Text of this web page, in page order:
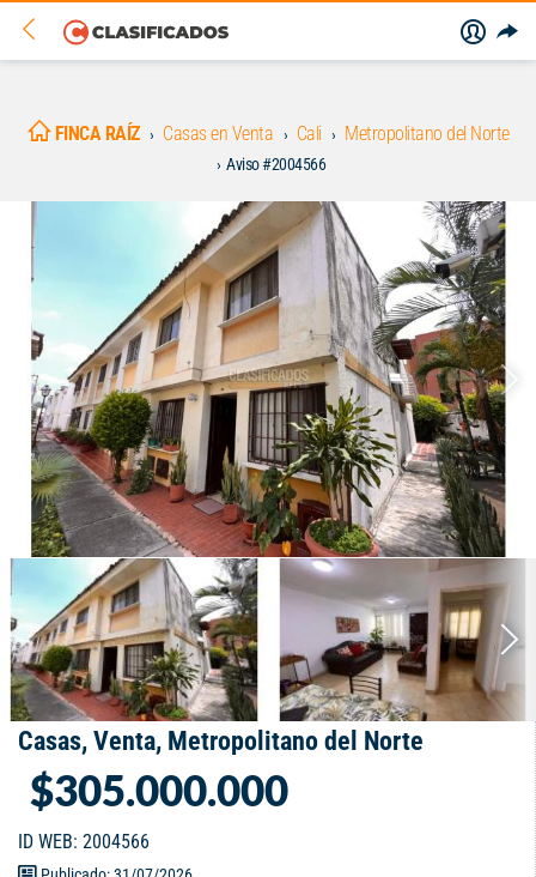
FINCA RAÍZ Casas en Venta Cali Metropolitano del Norte
Aviso #2004566
Casas, Venta, Metropolitano del Norte
$305.000.000
ID WEB: 2004566